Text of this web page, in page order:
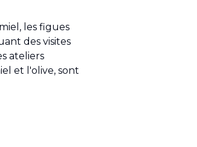
les figues
des visites
ateliers
et l'olive, sont